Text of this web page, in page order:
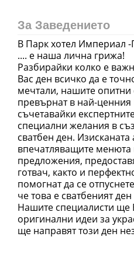
За Заведението
В Парк хотел Империал
.... е наша лична грижа!
Разбирайки колко е
Вас ден всичко да е
мечтали, нашите
превърнат в най-ценния
съчетавайки
специални желания в
сватбен ден.
впечатляващите менюта
предложения,
готвач, както и
помогнат да се
че това е сватбеният
Нашите специалисти ще
оригинални идеи за